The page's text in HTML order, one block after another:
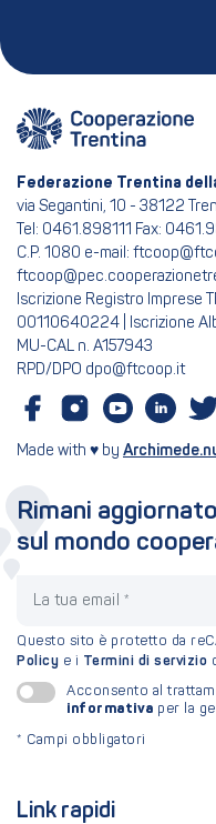
Federazione Trentina
via Segantini, 10 - 38122
Tel: 0461.898111 Fax:
C.P. 1080 e-mail:
Iscrizione Registro Imprese
00110640224 | Iscrizione
MU-CAL n. A157943
RPD/DPO dpo@ftcoop.it
Made with ♥ by
Link rapidi
Rimani aggiornato
sul mondo
Questo sito è protetto da
Policy e i Termini di servizio
Acconsento al
informativa per la
* Campi obbligatori